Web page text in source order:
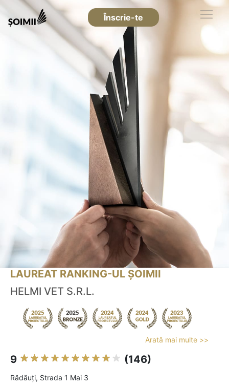
Înscrie-te
LAUREAT RANKING-UL ȘOIMII
HELMI VET S.R.L.
Arată mai multe >>
9 (146)
Rădăuţi, Strada 1 Mai 3